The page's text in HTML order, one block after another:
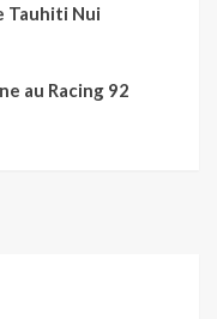
Tauhiti Nui
au Racing 92